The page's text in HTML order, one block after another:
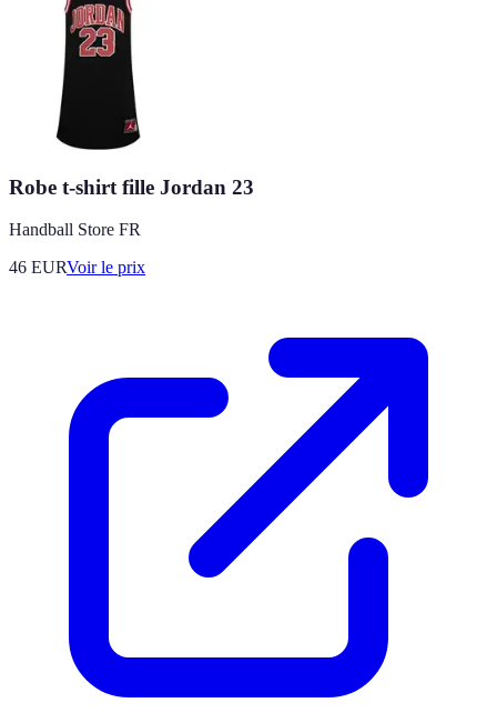
Robe t-shirt fille Jordan 23
Handball Store FR
46 EURVoir le prix